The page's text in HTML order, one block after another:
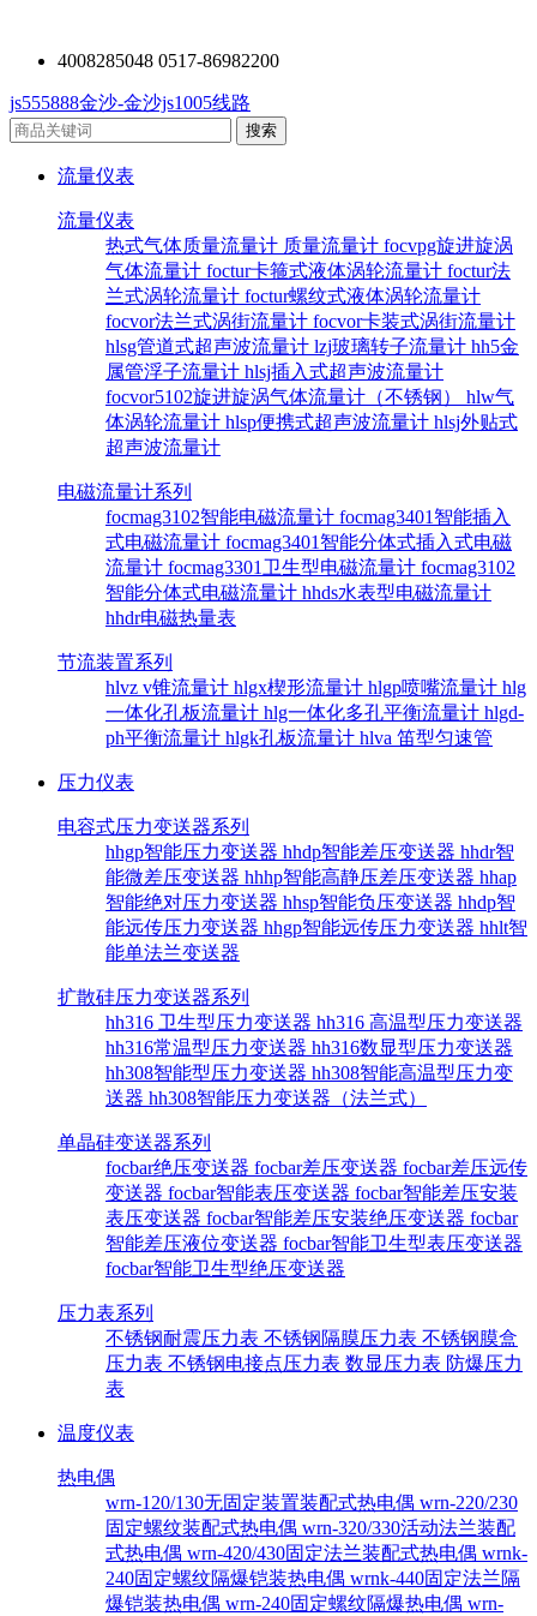
4008285048 0517-86982200
js555888金沙-金沙js1005线路
流量仪表
流量仪表
热式气体质量流量计 质量流量计 focvpg旋进旋涡
气体流量计 foctur卡箍式液体涡轮流量计 foctur法
兰式涡轮流量计 foctur螺纹式液体涡轮流量计
focvor法兰式涡街流量计 focvor卡装式涡街流量计
hlsg管道式超声波流量计 lzj玻璃转子流量计 hh5金
属管浮子流量计 hlsj插入式超声波流量计
focvor5102旋进旋涡气体流量计（不锈钢） hlw气
体涡轮流量计 hlsp便携式超声波流量计 hlsj外贴式
超声波流量计
电磁流量计系列
focmag3102智能电磁流量计 focmag3401智能插入
式电磁流量计 focmag3401智能分体式插入式电磁
流量计 focmag3301卫生型电磁流量计 focmag3102
智能分体式电磁流量计 hhds水表型电磁流量计
hhdr电磁热量表
节流装置系列
hlvz v锥流量计 hlgx楔形流量计 hlgp喷嘴流量计 hlg
一体化孔板流量计 hlg一体化多孔平衡流量计 hlgd-
ph平衡流量计 hlgk孔板流量计 hlva 笛型匀速管
压力仪表
电容式压力变送器系列
hhgp智能压力变送器 hhdp智能差压变送器 hhdr智
能微差压变送器 hhhp智能高静压差压变送器 hhap
智能绝对压力变送器 hhsp智能负压变送器 hhdp智
能远传压力变送器 hhgp智能远传压力变送器 hhlt智
能单法兰变送器
扩散硅压力变送器系列
hh316 卫生型压力变送器 hh316 高温型压力变送器
hh316常温型压力变送器 hh316数显型压力变送器
hh308智能型压力变送器 hh308智能高温型压力变
送器 hh308智能压力变送器（法兰式）
单晶硅变送器系列
focbar绝压变送器 focbar差压变送器 focbar差压远传
变送器 focbar智能表压变送器 focbar智能差压安装
表压变送器 focbar智能差压安装绝压变送器 focbar
智能差压液位变送器 focbar智能卫生型表压变送器
focbar智能卫生型绝压变送器
压力表系列
不锈钢耐震压力表 不锈钢隔膜压力表 不锈钢膜盒
压力表 不锈钢电接点压力表 数显压力表 防爆压力
表
温度仪表
热电偶
wrn-120/130无固定装置装配式热电偶 wrn-220/230
固定螺纹装配式热电偶 wrn-320/330活动法兰装配
式热电偶 wrn-420/430固定法兰装配式热电偶 wrnk-
240固定螺纹隔爆铠装热电偶 wrnk-440固定法兰隔
爆铠装热电偶 wrn-240固定螺纹隔爆热电偶 wrn-